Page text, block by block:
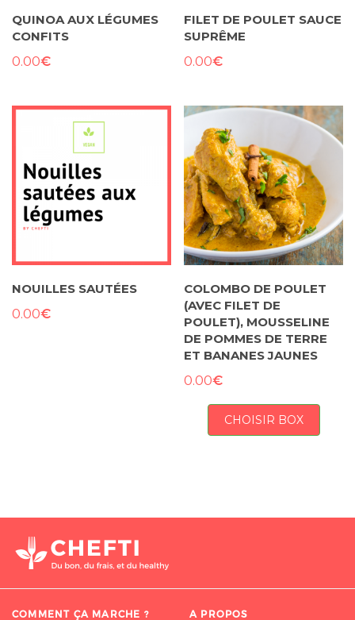
QUINOA AUX LÉGUMES
CONFITS
0.00€
FILET DE POULET SAUCE
SUPRÊME
0.00€
NOUILLES SAUTÉES
0.00€
COLOMBO DE POULET
(AVEC FILET DE
POULET), MOUSSELINE
DE POMMES DE TERRE
ET BANANES JAUNES
0.00€
CHOISIR BOX
COMMENT ÇA MARCHE ? A PROPOS